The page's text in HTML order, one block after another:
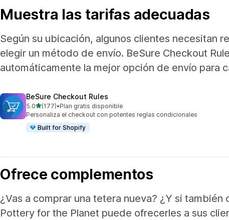
Muestra las tarifas adecuadas
Según su ubicación, algunos clientes necesitan
elegir un método de envío. BeSure Checkout
automáticamente la mejor opción de envío para
BeSure Checkout Rules
5.0de 5 estrellas
(177)
177 reseñas en total
•Plan gratis disponible
Personaliza el checkout con potentes reglas condicionales
Built for Shopify
Ofrece complementos
¿Vas a comprar una tetera nueva? ¿Y si
Pottery for the Planet puede ofrecerles a sus